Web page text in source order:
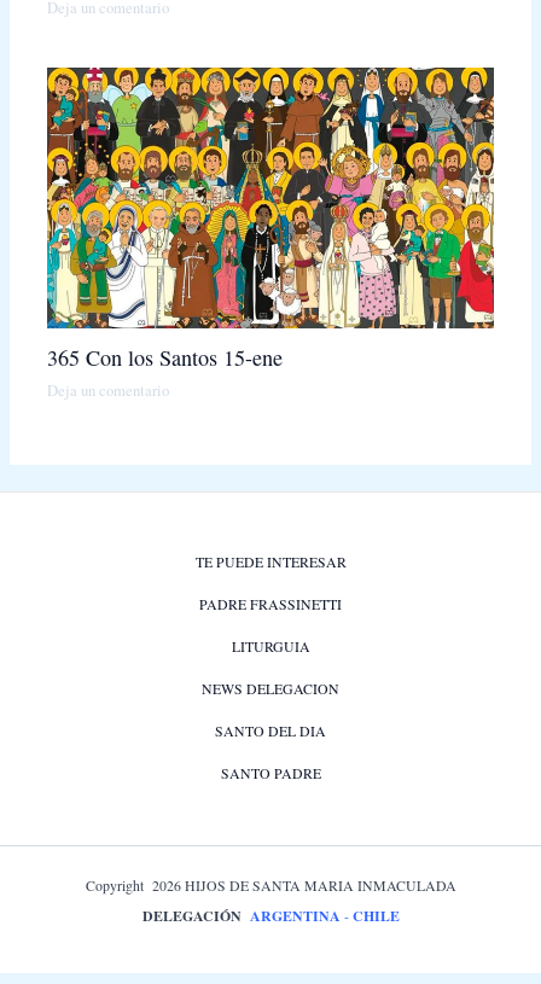
Deja un comentario
365 Con los Santos 15-ene
Deja un comentario
TE PUEDE INTERESAR
PADRE FRASSINETTI
LITURGUIA
NEWS DELEGACION
SANTO DEL DIA
SANTO PADRE
Copyright 2026 HIJOS DE SANTA MARIA INMACULADA
DELEGACIÓN ARGENTINA -CHILE